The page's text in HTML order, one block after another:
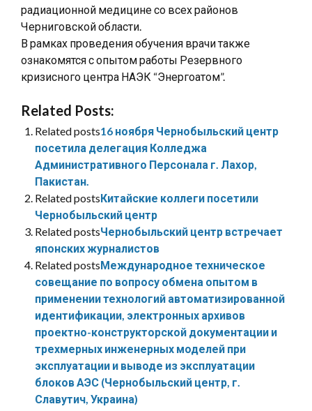
радиационной медицине со всех районов
Черниговской области.
В рамках проведения обучения врачи также
ознакомятся с опытом работы Резервного
кризисного центра НАЭК “Энергоатом”.
Related Posts:
Related posts16 ноября Чернобыльский центр
посетила делегация Колледжа
Административного Персонала г. Лахор,
Пакистан.
Related postsКитайские коллеги посетили
Чернобыльский центр
Related postsЧернобыльский центр встречает
японских журналистов
Related postsМеждународное техническое
совещание по вопросу обмена опытом в
применении технологий автоматизированной
идентификации, электронных архивов
проектно-конструкторской документации и
трехмерных инженерных моделей при
эксплуатации и выводе из эксплуатации
блоков АЭС (Чернобыльский центр, г.
Славутич, Украина)